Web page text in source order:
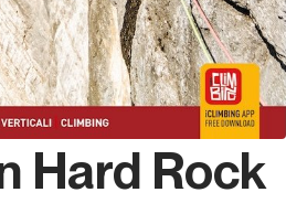
Hard Rock